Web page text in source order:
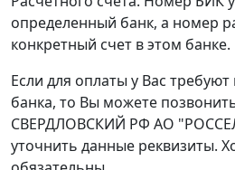
определенный банк, а номер
конкретный счет в этом банке.
Если для оплаты у Вас
банка, то Вы можете
СВЕРДЛОВСКИЙ РФ АО
уточнить данные реквизиты.